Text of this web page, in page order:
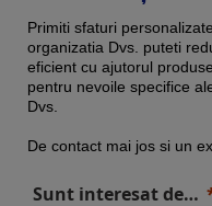
Primiti sfaturi
organizatia Dvs. puteti
eficient cu ajutorul
pentru nevoile specifice
Dvs.
De contact mai jos si un
Sunt interesat de…